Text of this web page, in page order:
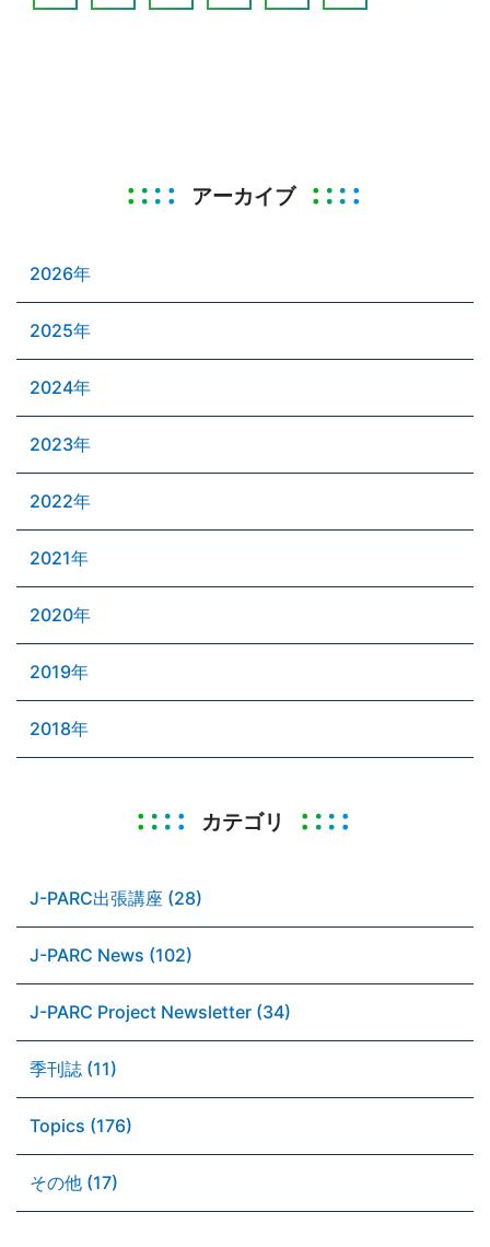
アーカイブ
2026年
2025年
2024年
2023年
2022年
2021年
2020年
2019年
2018年
カテゴリ
J-PARC出張講座 (28)
J-PARC News (102)
J-PARC Project Newsletter (34)
季刊誌 (11)
Topics (176)
その他 (17)